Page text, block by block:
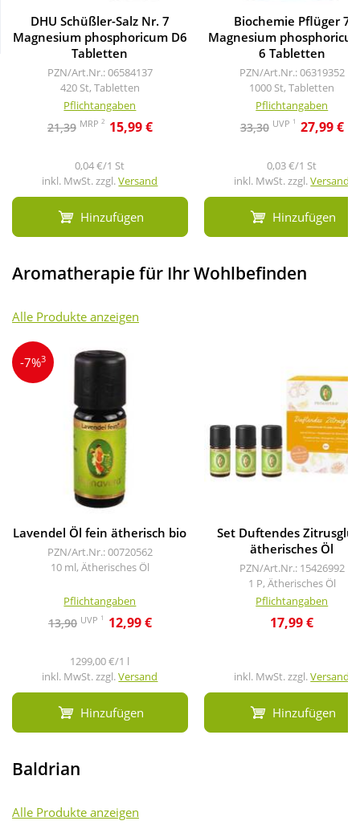
Wellness
DHU Schüßler-Salz Nr. 7
Magnesium phosphoricum D6
Tabletten
PZN/Art.Nr.: 06584137
420 St, Tabletten
Pflichtangaben
21,39 MRP 2 15,99 €
0,04 €/1 St
inkl. MwSt. zzgl.Versand
Hinzufügen
Biochemie Pflüger 7
Magnesium
6 Tabletten
PZN/Art.Nr.: 06319352
1000 St, Tabletten
Pflichtangaben
33,30 UVP 1 27,99 €
0,03 €/1 St
inkl. MwSt. zzgl.Versand
Hinzufügen
Aromatherapie für Ihr Wohlbefinden
Alle Produkte anzeigen
-7%3
Lavendel Öl fein ätherisch bio
PZN/Art.Nr.: 00720562
10 ml, Ätherisches Öl
Pflichtangaben
13,90 UVP 1 12,99 €
1299,00 €/1 l
inkl. MwSt. zzgl.Versand
Hinzufügen
Set Duftendes
ätherisches Öl
PZN/Art.Nr.: 15426992
1 P, Ätherisches Öl
Pflichtangaben
17,99 €
inkl. MwSt. zzgl.Versand
Hinzufügen
Baldrian
Alle Produkte anzeigen